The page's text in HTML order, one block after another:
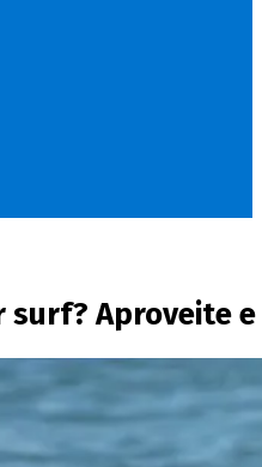
surf? Aproveite